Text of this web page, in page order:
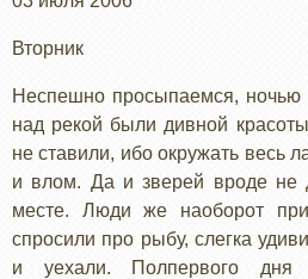
Вторник
Неспешно просыпаемся, ночью
над рекой были дивной
не ставили, ибо окружать весь
и влом. Да и зверей вроде не
месте. Люди же наоборот
спросили про рыбу, слегка
и уехали. Полпервого дня